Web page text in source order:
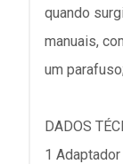
quando
manuais,
um parafuso;
DADOS
1